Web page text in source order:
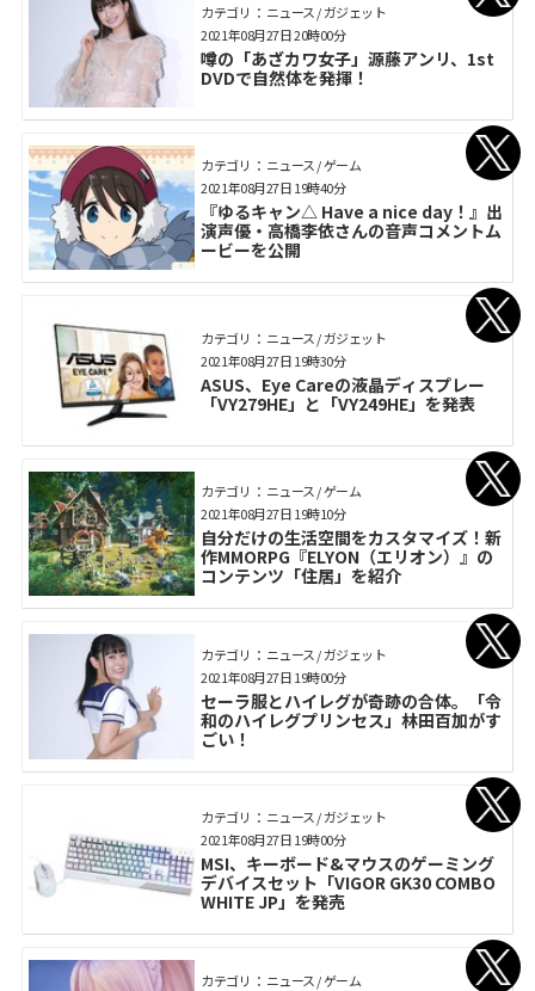
カテゴリ： ニュース / ガジェット
噂の「あざカワ女子」源藤アンリ、1st
DVDで自然体を発揮！
2021年08月27日 20時00分
カテゴリ： ニュース / ゲーム
『ゆるキャン△ Have a nice day！』出
演声優・高橋李依さんの音声コメントム
ービーを公開
2021年08月27日 19時40分
カテゴリ： ニュース / ガジェット
ASUS、Eye Careの液晶ディスプレー
「VY279HE」と「VY249HE」を発表
2021年08月27日 19時30分
カテゴリ： ニュース / ゲーム
自分だけの生活空間をカスタマイズ！新
作MMORPG『ELYON（エリオン）』の
コンテンツ「住居」を紹介
2021年08月27日 19時10分
カテゴリ： ニュース / ガジェット
セーラ服とハイレグが奇跡の合体。「令
和のハイレグプリンセス」林田百加がす
ごい！
2021年08月27日 19時00分
カテゴリ： ニュース / ガジェット
MSI、キーボード&マウスのゲーミング
デバイスセット「VIGOR GK30 COMBO
WHITE JP」を発売
2021年08月27日 19時00分
カテゴリ： ニュース / ゲーム